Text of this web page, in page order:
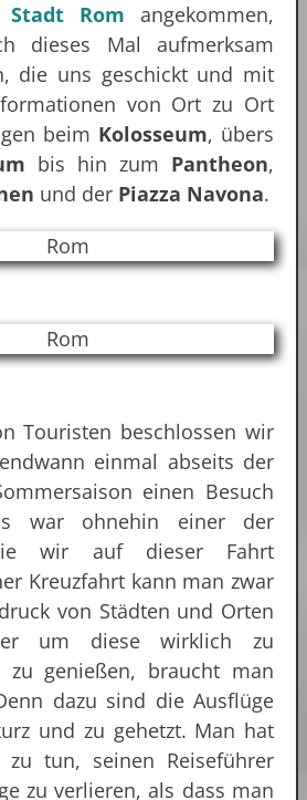
Stadt Rom angekommen,
dieses Mal aufmerksam
die uns geschickt und mit
von Ort zu Ort
beim Kolosseum, übers
bis hin zum Pantheon,
und der Piazza Navona.
Touristen beschlossen wir
einmal abseits der
einen Besuch
war ohnehin einer der
wir auf dieser Fahrt
Kreuzfahrt kann man zwar
von Städten und Orten
um diese wirklich zu
zu genießen, braucht man
dazu sind die Ausflüge
und zu gehetzt. Man hat
tun, seinen Reiseführer
zu verlieren, als dass man